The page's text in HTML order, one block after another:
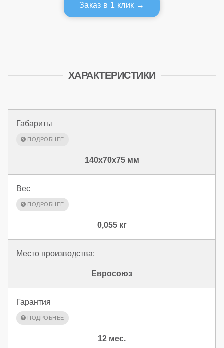
Заказ в 1 клик
ХАРАКТЕРИСТИКИ
Габариты
140x70x75 мм
Вес
0,055 кг
Место производства:
Евросоюз
Гарантия
12 мес.